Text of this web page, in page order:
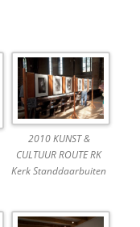
2010 KUNST &
CULTUUR ROUTE RK
Kerk Standdaarbuiten